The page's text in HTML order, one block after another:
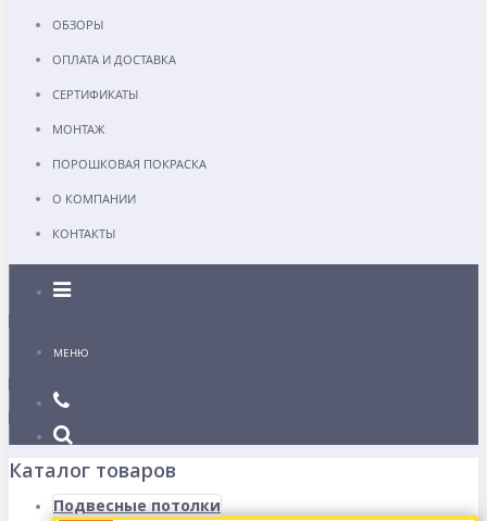
ОБЗОРЫ
ОПЛАТА И ДОСТАВКА
СЕРТИФИКАТЫ
МОНТАЖ
ПОРОШКОВАЯ ПОКРАСКА
О КОМПАНИИ
КОНТАКТЫ
Каталог
МЕНЮ
Каталог товаров
Подвесные потолки